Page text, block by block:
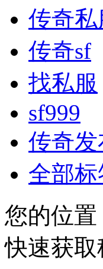
传奇私
传奇sf
找私服
sf999
传奇
全部标
您的位置
快速获